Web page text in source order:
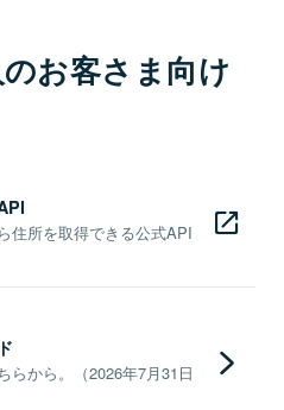
お客さま向け
住所を取得できる公式API
らから。（2026年7月31日